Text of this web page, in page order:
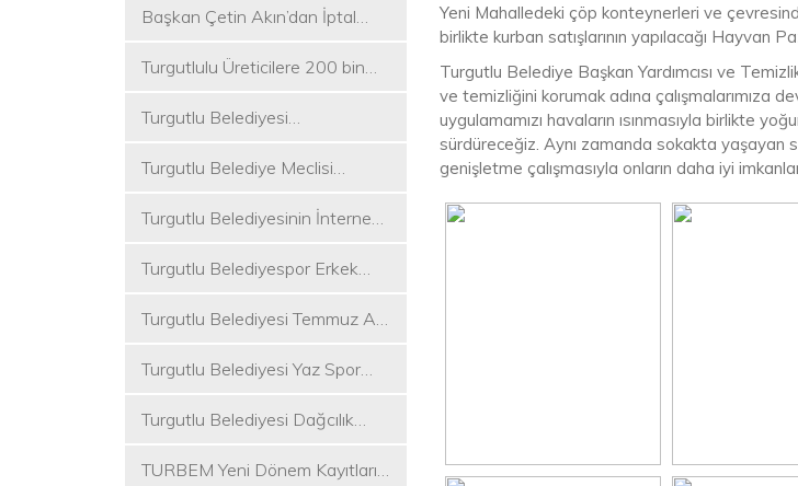
Kuracak
Başkan Çetin Akın’dan İptal
Turgutlulu Üreticilere 200 bin
Turgutlu Belediyesi
Turgutlu Belediye Meclisi
Turgutlu Belediyesinin İnternet
Turgutlu Belediyespor Erkek
Turgutlu Belediyesi Temmuz Ayı
Turgutlu Belediyesi Yaz Spor
Turgutlu Belediyesi Dağcılık
Düzenledi
TURBEM Yeni Dönem Kayıtları
Yeni Mahalledeki çöp konteynerleri ve
birlikte kurban satışlarının yapılacağı Hayvan
Turgutlu Belediye Başkan Yardımcısı ve
ve temizliğini korumak adına çalışmalarımıza
uygulamamızı havaların ısınmasıyla birlikte
sürdüreceğiz. Aynı zamanda sokakta yaşayan
genişletme çalışmasıyla onların daha iyi